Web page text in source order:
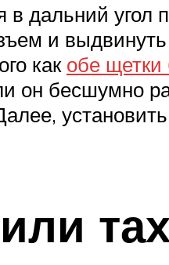
угол
и выдвинуть
как обе щетки
он бесшумно